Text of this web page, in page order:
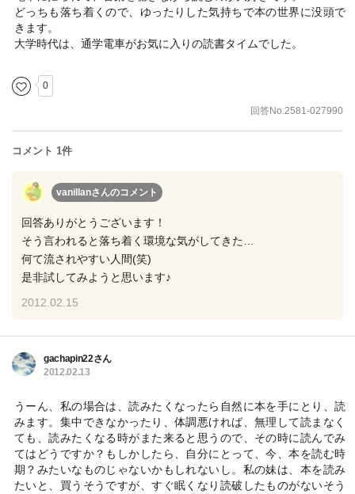
どっちも落ち着くので、ゆったりした気持ちで本の世界に没頭で
きます。
大学時代は、通学電車がお気に入りの読書タイムでした。
0
回答No.2581-027990
コメント 1件
vanillanさんのコメント
回答ありがとうございます！
そう言われると落ち着く環境な気がしてきた…
何て流されやすい人間(笑)
是非試してみようと思います♪
2012.02.15
gachapin22さん
2012.02.13
うーん、私の場合は、読みたくなったら自然に本を手にとり、読
みます。集中できなかったり、体調悪ければ、無理して読まなく
ても、読みたくなる時がまた来ると思うので、その時に読んでみ
てはどうですか？もしかしたら、自分にとって、今、本を読む時
期？みたいなものじゃないかもしれないし。私の妹は、本を読み
たいと、買うそうですが、すぐ眠くなり読破したものがないそう